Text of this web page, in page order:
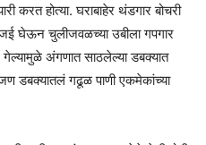
करत होत्या. घराबाहेर थंडगार बोचरी
रजई घेऊन चुलीजवळच्या उबीला गपगार
अंगणात साठलेल्या डबक्यात
डबक्यातलं गढूळ पाणी एकमेकांच्या